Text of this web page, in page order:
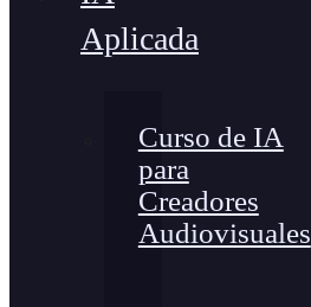
Aplicada
Curso de IA
para
Creadores
Audiovisuales